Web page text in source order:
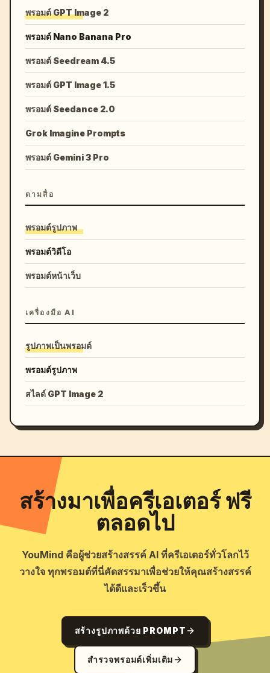
พรอมต์ GPT Image 2
พรอมต์ Nano Banana Pro
พรอมต์ Seedream 4.5
พรอมต์ GPT Image 1.5
พรอมต์ Seedance 2.0
Grok Imagine Prompts
พรอมต์ Gemini 3 Pro
ตามสื่อ
พรอมต์รูปภาพ
พรอมต์วิดีโอ
พรอมต์หน้าเว็บ
เครื่องมือ AI
รูปภาพเป็นพรอมต์
พรอมต์รูปภาพ
สไลด์ GPT Image 2
สร้างมาเพื่อครีเอเตอร์ ฟรี
ตลอดไป
YouMind คือผู้ช่วยสร้างสรรค์ AI ที่ครีเอเตอร์ทั่วโลกไว้
วางใจ ทุกพรอมต์ที่นี่คัดสรรมาเพื่อช่วยให้คุณสร้างสรรค์
ได้ดีและเร็วขึ้น
สร้างรูปภาพด้วย PROMPT
สำรวจพรอมต์เพิ่มเติม